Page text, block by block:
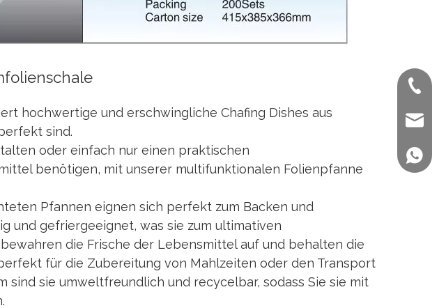
hochwertige und erschwingliche Chafing Dishes aus
sind.
oder einfach nur einen praktischen
benötigen, mit unserer multifunktionalen Folienpfanne
Pfannen eignen sich perfekt zum Backen und
und gefriergeeignet, was sie zum ultimativen
die Frische der Lebensmittel auf und behalten die
für die Zubereitung von Mahlzeiten oder den Transport
sind sie umweltfreundlich und recycelbar, sodass Sie sie mit
+ 86-
+86